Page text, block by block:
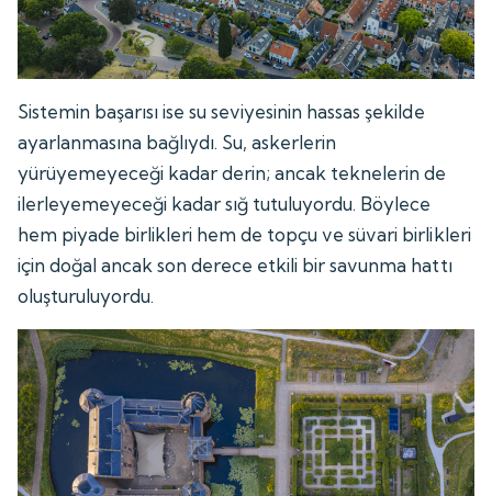
Sistemin başarısı ise su seviyesinin hassas şekilde
ayarlanmasına bağlıydı. Su, askerlerin
yürüyemeyeceği kadar derin; ancak teknelerin de
ilerleyemeyeceği kadar sığ tutuluyordu. Böylece
hem piyade birlikleri hem de topçu ve süvari birlikleri
için doğal ancak son derece etkili bir savunma hattı
oluşturuluyordu.